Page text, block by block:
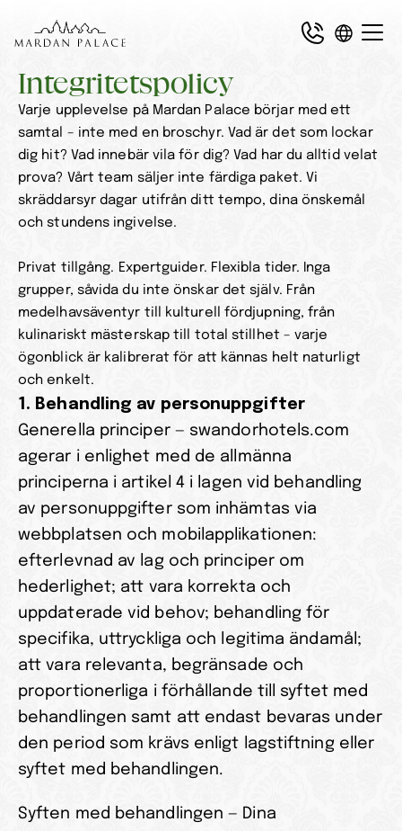
Integritetspolicy
Varje upplevelse på Mardan Palace börjar med ett
samtal – inte med en broschyr. Vad är det som lockar
dig hit? Vad innebär vila för dig? Vad har du alltid velat
prova? Vårt team säljer inte färdiga paket. Vi
skräddarsyr dagar utifrån ditt tempo, dina önskemål
och stundens ingivelse.
Privat tillgång. Expertguider. Flexibla tider. Inga
grupper, såvida du inte önskar det själv. Från
medelhavsäventyr till kulturell fördjupning, från
kulinariskt mästerskap till total stillhet – varje
ögonblick är kalibrerat för att kännas helt naturligt
och enkelt.
1. Behandling av personuppgifter
Generella principer — swandorhotels.com
agerar i enlighet med de allmänna
principerna i artikel 4 i lagen vid behandling
av personuppgifter som inhämtas via
webbplatsen och mobilapplikationen:
efterlevnad av lag och principer om
hederlighet; att vara korrekta och
uppdaterade vid behov; behandling för
specifika, uttryckliga och legitima ändamål;
att vara relevanta, begränsade och
proportionerliga i förhållande till syftet med
behandlingen samt att endast bevaras under
den period som krävs enligt lagstiftning eller
syftet med behandlingen.
Syften med behandlingen — Dina